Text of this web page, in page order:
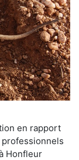
en rapport
Honfleur